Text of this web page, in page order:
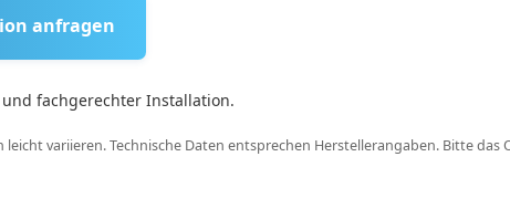
anfragen
und fachgerechter Installation.
variieren. Technische Daten entsprechen Herstellerangaben. Bitte